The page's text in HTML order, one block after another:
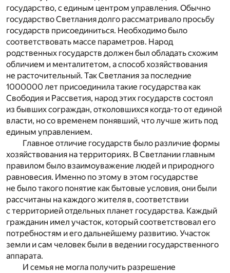
государство, с единым центром управления. Обычно
государство Светлания долго рассматривало просьбу
государств присоединиться. Необходимо было
соответствовать массе параметров. Народ
родственных государств должен был обладать схожим
обличием и менталитетом, а способ хозяйствования
не расточительный. Так Светлания за последние
1000000 лет присоединила такие государства как
Свободия и Рассветия, народ этих государств состоял
из бывших сограждан, отколовшихся когда-то от единой
власти, но со временем понявший, что лучше жить под
единым управлением.
Главное отличие государств было различие формы
хозяйствования на территориях. В Светлании главным
правилом было взаимоуважение людей и природного
равновесия. Именно по этому в этом государстве
не было такого понятие как бытовые условия, они были
рассчитаны на каждого жителя в, соответствии
с территорией отдельных планет государства. Каждый
гражданин имел участок, который соответствовал его
потребностям и его дальнейшему развитию. Участок
земли и сам человек были в ведении государственного
аппарата.
И семья не могла получить разрешение